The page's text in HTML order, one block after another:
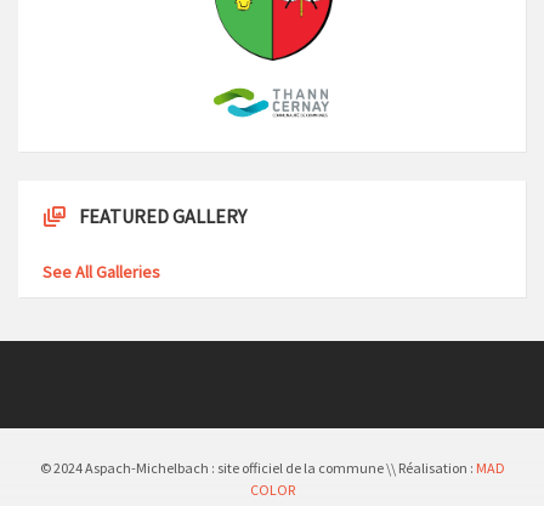
FEATURED GALLERY
See All Galleries
© 2024 Aspach-Michelbach : site officiel de la commune \\ Réalisation : MAD
COLOR